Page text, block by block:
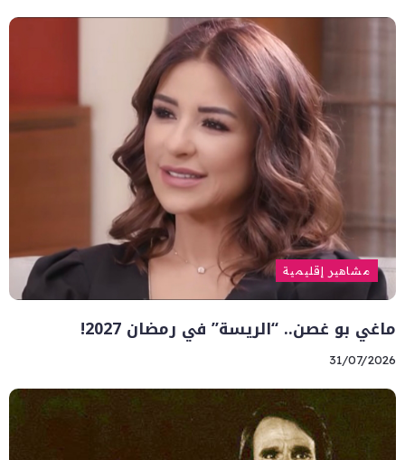
مشاهير إقليمية
ماغي بو غصن.. “الريسة” في رمضان 2027!
31/07/2026